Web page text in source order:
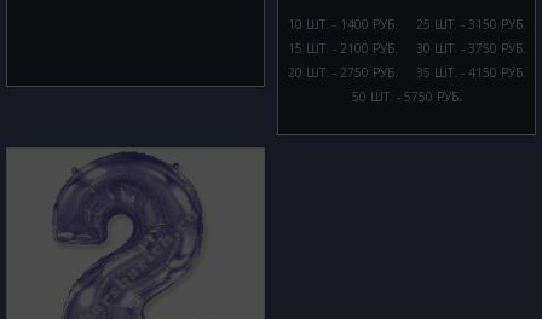
10 ШТ. - 1400 РУБ.
15 ШТ. - 2100 РУБ.
20 ШТ. - 2750 РУБ.
25 ШТ. - 3150 РУБ.
30 ШТ. - 3750 РУБ.
35 ШТ. - 4150 РУБ.
50 ШТ. - 5750 РУБ.